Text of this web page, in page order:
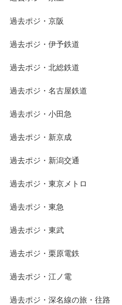
過去ポジ・京阪
過去ポジ・伊予鉄道
過去ポジ・北総鉄道
過去ポジ・名古屋鉄道
過去ポジ・小田急
過去ポジ・新京成
過去ポジ・新潟交通
過去ポジ・東京メトロ
過去ポジ・東急
過去ポジ・東武
過去ポジ・栗原電鉄
過去ポジ・江ノ電
過去ポジ・深名線の旅・往路